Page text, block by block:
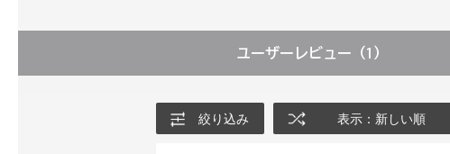
ユーザーレビュー （1）
絞り込み 表示：新しい順